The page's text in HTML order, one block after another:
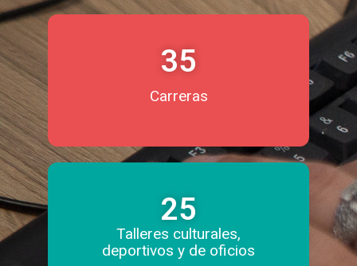
35
Carreras
25
Talleres culturales,
deportivos y de oficios